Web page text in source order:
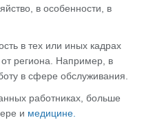
в особенности, в
в тех или иных кадрах
региона. Например, в
в сфере обслуживания.
работниках, больше
и медицине.